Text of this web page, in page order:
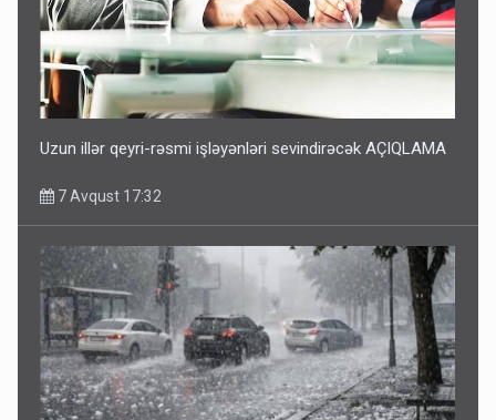
Uzun illər qeyri-rəsmi işləyənləri sevindirəcək AÇIQLAMA
7 Avqust 17:32